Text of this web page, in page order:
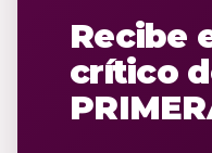
Recibe
crítico